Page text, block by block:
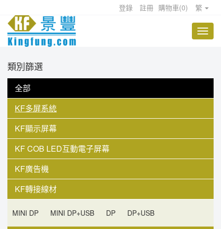
登錄 註冊 購物車(0) 繁
類別篩選
全部
KF多屏系統
KF顯示屏幕
KF COB LED互動電子屏幕
KF廣告機
KF轉接線材
MINI DP MINI DP+USB DP DP+USB